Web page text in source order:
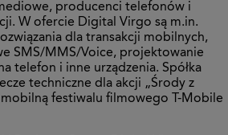
producenci telefonów i
W ofercie Digital Virgo są m.in.
dla transakcji mobilnych,
SMS/MMS/Voice, projektowanie
telefon i inne urządzenia. Spółka
techniczne dla akcji „Środy z
festiwalu filmowego T-Mobile